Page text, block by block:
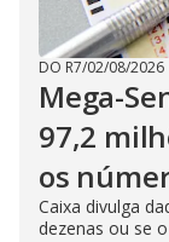
DO R7/02/08/2026
Mega-
97,2
os
Caixa divulga
dezenas ou se